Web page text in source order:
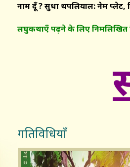
नाम दूँ ? सुधा थपलियाल: नेम प्लेट,
लघुकथाएँ पढ़ने के लिए
गतिविधियाँ